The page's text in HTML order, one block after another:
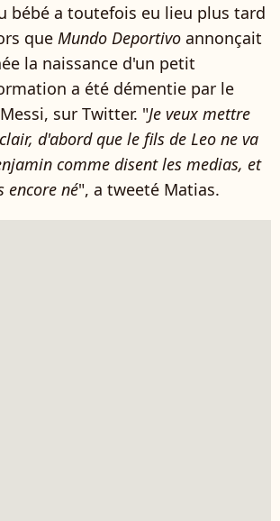
bébé a toutefois eu lieu plus tard
que Mundo Deportivo annonçait
la naissance d'un petit
a été démentie par le
sur Twitter. "Je veux mettre
d'abord que le fils de Leo ne va
comme disent les medias, et
encore né", a tweeté Matias.